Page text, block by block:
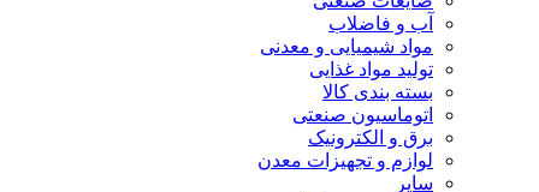
آب و فاضلاب
مواد شیمیایی و معدنی
تولید مواد غذایی
بسته بندی کالا
اتوماسیون صنعتی
برق و الکترونیک
لوازم و تجهیزات معدن
سایر